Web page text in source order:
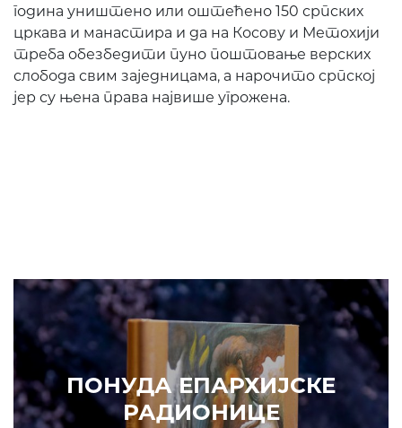
година уништено или оштећено 150 српских
цркава и манастира и да на Косову и Метохији
треба обезбедити пуно поштовање верских
слобода свим заједницама, а нарочито српској
јер су њена права највише угрожена.
ЕПАРХИЈСКЕ
РАДИОНИЦЕ